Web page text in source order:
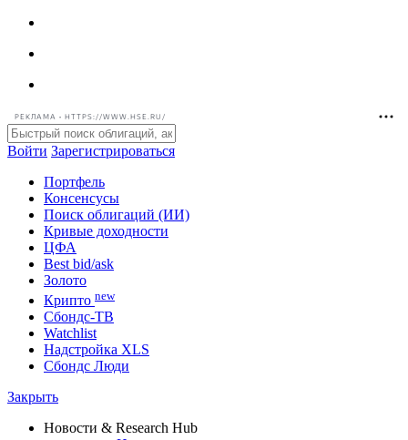
РЕКЛАМА • HTTPS://WWW.HSE.RU/
Войти Зарегистрироваться
Портфель
Консенсусы
Поиск облигаций (ИИ)
Кривые доходности
ЦФА
Best bid/ask
Золото
Крипто new
Watchlist
Сбондс Люди